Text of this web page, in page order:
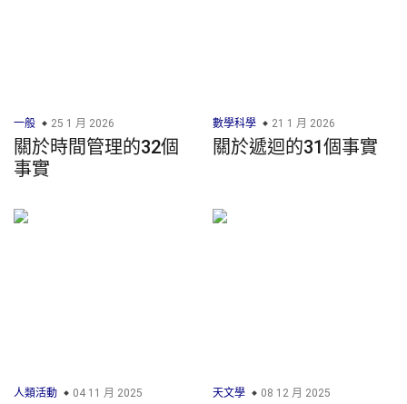
一般 25 1 月 2026
關於時間管理的32個
事實
數學科學 21 1 月 2026
關於遞迴的31個事實
人類活動 04 11 月 2025 天文學 08 12 月 2025